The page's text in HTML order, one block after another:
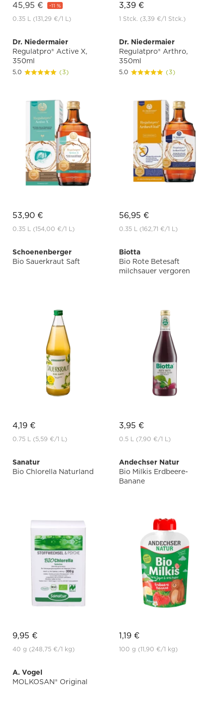
45,95 € -11 %
0.35 L (131,29 €/1 L)
3,39 €
1 Stck. (3,39 €/1 Stck.)
Dr. Niedermaier
Regulatpro® Active X,
350ml
5.0 (3)
53,90 €
0.35 L (154,00 €/1 L)
Dr. Niedermaier
Regulatpro® Arthro,
350ml
5.0 (3)
56,95 €
0.35 L (162,71 €/1 L)
Schoenenberger
Bio Sauerkraut Saft
4,19 €
0.75 L (5,59 €/1 L)
Biotta
Bio Rote Betesaft
milchsauer vergoren
3,95 €
0.5 L (7,90 €/1 L)
Sanatur
Bio Chlorella Naturland
9,95 €
40 g (248,75 €/1 kg)
Andechser Natur
Bio Milkis Erdbeere-
Banane
1,19 €
100 g (11,90 €/1 kg)
A. Vogel
MOLKOSAN® Original